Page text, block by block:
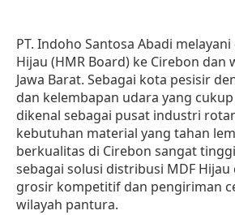
PT. Indoho Santosa Abadi
Hijau (HMR Board) ke Cirebon dan
Jawa Barat. Sebagai kota pesisir
dan kelembapan udara yang
dikenal sebagai pusat industri
kebutuhan material yang tahan
berkualitas di Cirebon sangat
sebagai solusi distribusi MDF
grosir kompetitif dan pengiriman
wilayah pantura.